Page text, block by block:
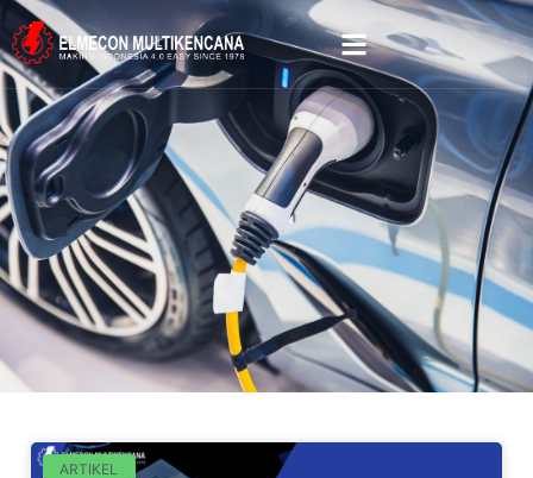
ARTIKEL